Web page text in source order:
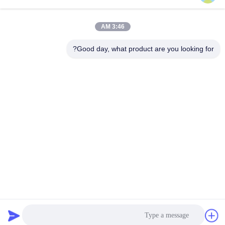
3:46 AM
Good day, what product are you looking for?